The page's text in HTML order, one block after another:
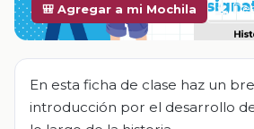
🎒 Agregar a mi Mochila
En esta ficha de clase haz un
introducción por el desarrollo